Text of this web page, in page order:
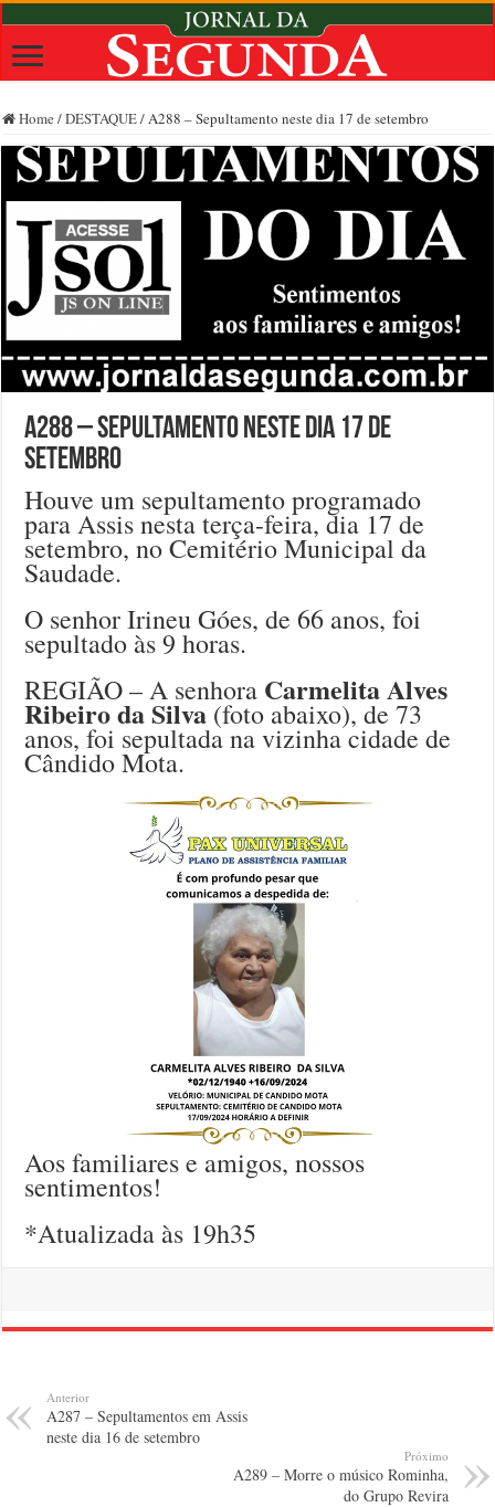
Home /DESTAQUE/A288 – Sepultamento neste dia 17 de setembro
A288 – Sepultamento neste dia 17 de
setembro
Houve um sepultamento programado
para Assis nesta terça-feira, dia 17 de
setembro, no Cemitério Municipal da
Saudade.
O senhor Irineu Góes, de 66 anos, foi
sepultado às 9 horas.
REGIÃO – A senhora Carmelita Alves
Ribeiro da Silva (foto abaixo), de 73
anos, foi sepultada na vizinha cidade de
Cândido Mota.
Aos familiares e amigos, nossos
sentimentos!
*Atualizada às 19h35
Anterior
A287 – Sepultamentos em Assis
neste dia 16 de setembro
Próximo
A289 – Morre o músico Rominha,
do Grupo Revira